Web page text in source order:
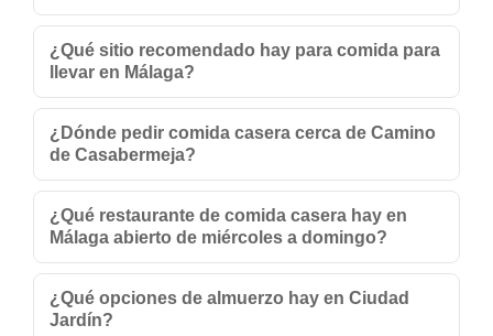
¿Qué sitio recomendado hay para comida para
llevar en Málaga?
¿Dónde pedir comida casera cerca de Camino
de Casabermeja?
¿Qué restaurante de comida casera hay en
Málaga abierto de miércoles a domingo?
¿Qué opciones de almuerzo hay en Ciudad
Jardín?